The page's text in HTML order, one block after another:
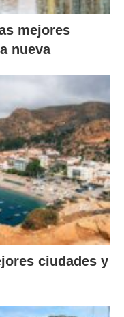
mejores
nueva
ciudades y